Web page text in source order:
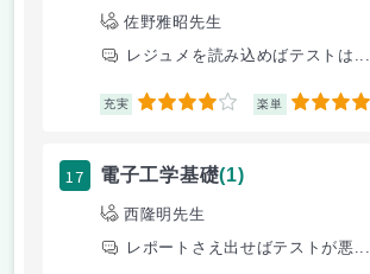
佐野雅昭先生
レジュメを読み込めばテストは...
充実 4 楽単 5
17 電子工学基礎(1)
西隆明先生
レポートさえ出せばテストが悪...